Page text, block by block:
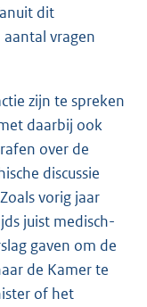
dit
vragen
zijn te spreken
daarbij ook
over de
discussie
vorig jaar
juist medisch-
gaven om de
de Kamer te
of het